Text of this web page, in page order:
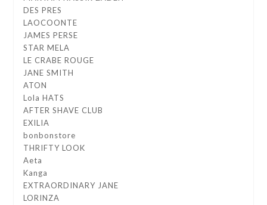
DES PRES
LAOCOONTE
JAMES PERSE
STAR MELA
LE CRABE ROUGE
JANE SMITH
ATON
Lola HATS
AFTER SHAVE CLUB
EXILIA
bonbonstore
THRIFTY LOOK
Aeta
Kanga
EXTRAORDINARY JANE
LORINZA